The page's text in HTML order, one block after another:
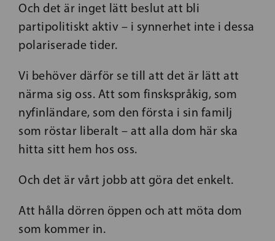
Och det är inget lätt beslut att bli
partipolitiskt aktiv – i synnerhet inte i dessa
polariserade tider.
Vi behöver därför se till att det är lätt att
närma sig oss. Att som finskspråkig, som
nyfinländare, som den första i sin familj
som röstar liberalt – att alla dom här ska
hitta sitt hem hos oss.
Och det är vårt jobb att göra det enkelt.
Att hålla dörren öppen och att möta dom
som kommer in.